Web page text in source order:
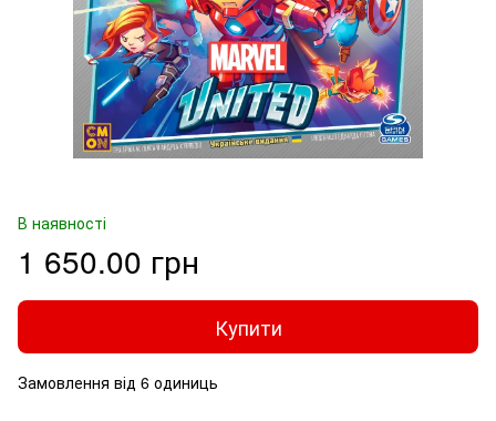
В наявності
1 650.00 грн
Купити
Замовлення від 6 одиниць